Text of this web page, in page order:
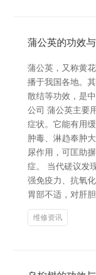
蒲公英的功效
蒲公英，又称黄
播于我国各地。
散结等功效，是
公司 蒲公英主要
症状。它能有用
肿毒、淋趋奉肿
尿作用，可匡助
症。 当代磋议发
强免疫力、抗氧
胃部不适，对肝
维修资讯